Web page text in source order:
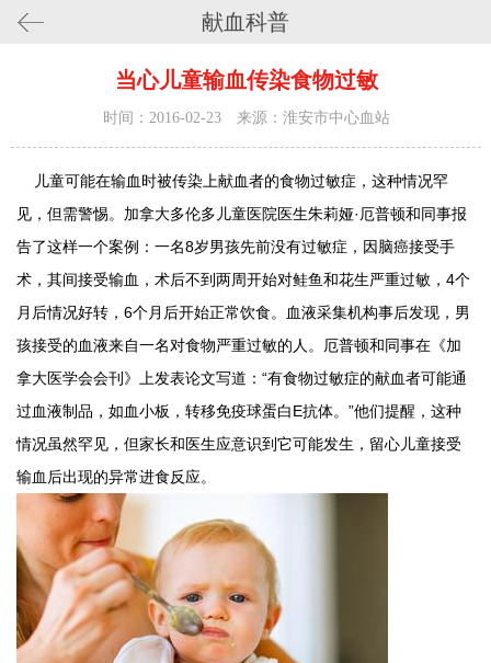
献血科普
当心儿童输血传染食物过敏
时间：2016-02-23 来源：淮安市中心血站
儿童可能在输血时被传染上献血者的食物过敏症，这种情况罕
见，但需警惕。加拿大多伦多儿童医院医生朱莉娅·厄普顿和同事报
告了这样一个案例：一名8岁男孩先前没有过敏症，因脑癌接受手
术，其间接受输血，术后不到两周开始对鲑鱼和花生严重过敏，4个
月后情况好转，6个月后开始正常饮食。血液采集机构事后发现，男
孩接受的血液来自一名对食物严重过敏的人。厄普顿和同事在《加
拿大医学会会刊》上发表论文写道：“有食物过敏症的献血者可能通
过血液制品，如血小板，转移免疫球蛋白E抗体。”他们提醒，这种
情况虽然罕见，但家长和医生应意识到它可能发生，留心儿童接受
输血后出现的异常进食反应。